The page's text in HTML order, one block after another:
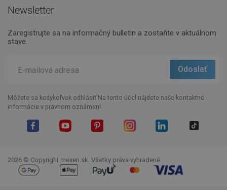
Newsletter
Zaregistrujte sa na informačný bulletin a zostaňte v aktuálnom
stave.
Môžete sa kedykoľvek odhlásiť.Na tento účel nájdete naše kontaktné
informácie v právnom oznámení.
2026 © Copyright mexen.sk. Všetky práva vyhradené.